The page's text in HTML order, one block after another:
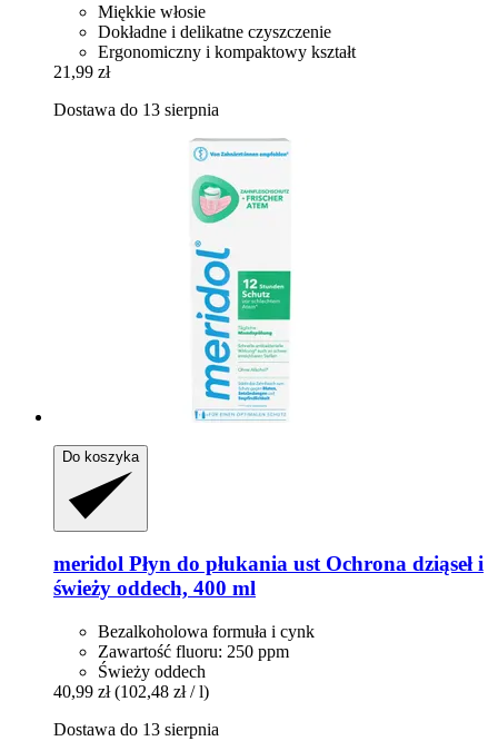
Miękkie włosie
Dokładne i delikatne czyszczenie
Ergonomiczny i kompaktowy kształt
21,99 zł
Dostawa do 13 sierpnia
Do koszyka
meridol Płyn do płukania ust Ochrona dziąseł i
świeży oddech, 400 ml
Bezalkoholowa formuła i cynk
Zawartość fluoru: 250 ppm
Świeży oddech
40,99 zł (102,48 zł / l)
Dostawa do 13 sierpnia